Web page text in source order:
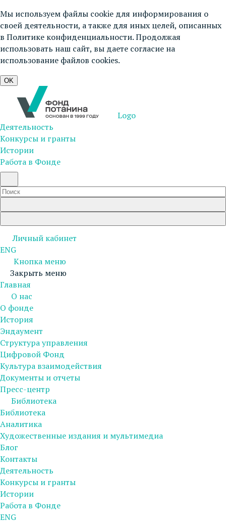
Мы используем файлы cookie для информирования о
своей деятельности, а также для иных целей, описанных
в Политике конфиденциальности. Продолжая
использовать наш сайт, вы даете согласие на
использование файлов cookies.
OK
Logo
Деятельность
Конкурсы и гранты
Истории
Работа в Фонде
Личный кабинет
ENG
Кнопка меню
Закрыть меню
Главная
О нас
О фонде
История
Эндаумент
Структура управления
Цифровой Фонд
Культура взаимодействия
Документы и отчеты
Пресс-центр
Библиотека
Библиотека
Аналитика
Художественные издания и мультимедиа
Блог
Контакты
Деятельность
Конкурсы и гранты
Истории
Работа в Фонде
ENG